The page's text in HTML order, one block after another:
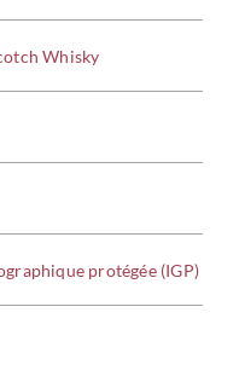
À
Whisky
protégée (IGP)